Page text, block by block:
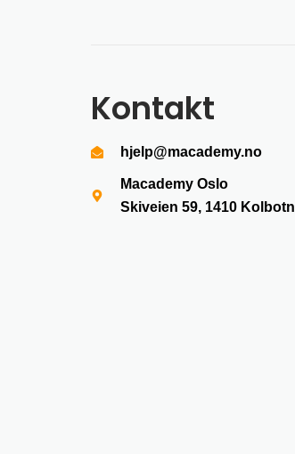
Kontakt
hjelp@macademy.no
Macademy Oslo
Skiveien 59, 1410 Kolbotn